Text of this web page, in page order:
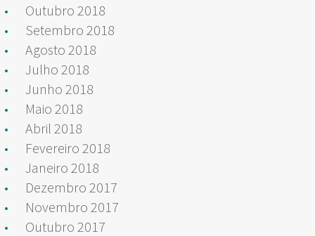
Outubro 2018
Setembro 2018
Agosto 2018
Julho 2018
Junho 2018
Maio 2018
Abril 2018
Fevereiro 2018
Janeiro 2018
Dezembro 2017
Novembro 2017
Outubro 2017